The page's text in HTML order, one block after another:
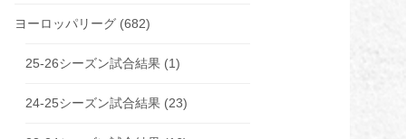
ヨーロッパリーグ (682)
25-26シーズン試合結果 (1)
24-25シーズン試合結果 (23)